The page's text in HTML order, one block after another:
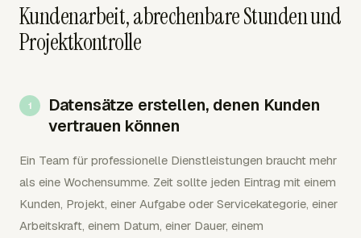
Kundenarbeit, abrechenbare Stunden und
Projektkontrolle
Datensätze erstellen, denen Kunden
vertrauen können
Ein Team für professionelle Dienstleistungen braucht mehr
als eine Wochensumme. Zeit sollte jeden Eintrag mit einem
Kunden, Projekt, einer Aufgabe oder Servicekategorie, einer
Arbeitskraft, einem Datum, einer Dauer, einem